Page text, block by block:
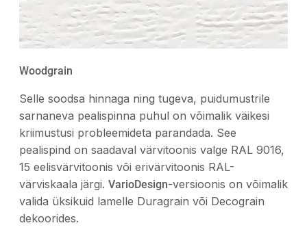
Woodgrain
Selle soodsa hinnaga ning tugeva, puidumustrile
sarnaneva pealispinna puhul on võimalik väikesi
kriimustusi probleemideta parandada. See
pealispind on saadaval värvitoonis valge RAL 9016,
15 eelisvärvitoonis või erivärvitoonis RAL-
värviskaala järgi. VarioDesign-versioonis on võimalik
valida üksikuid lamelle Duragrain või Decograin
dekoorides.